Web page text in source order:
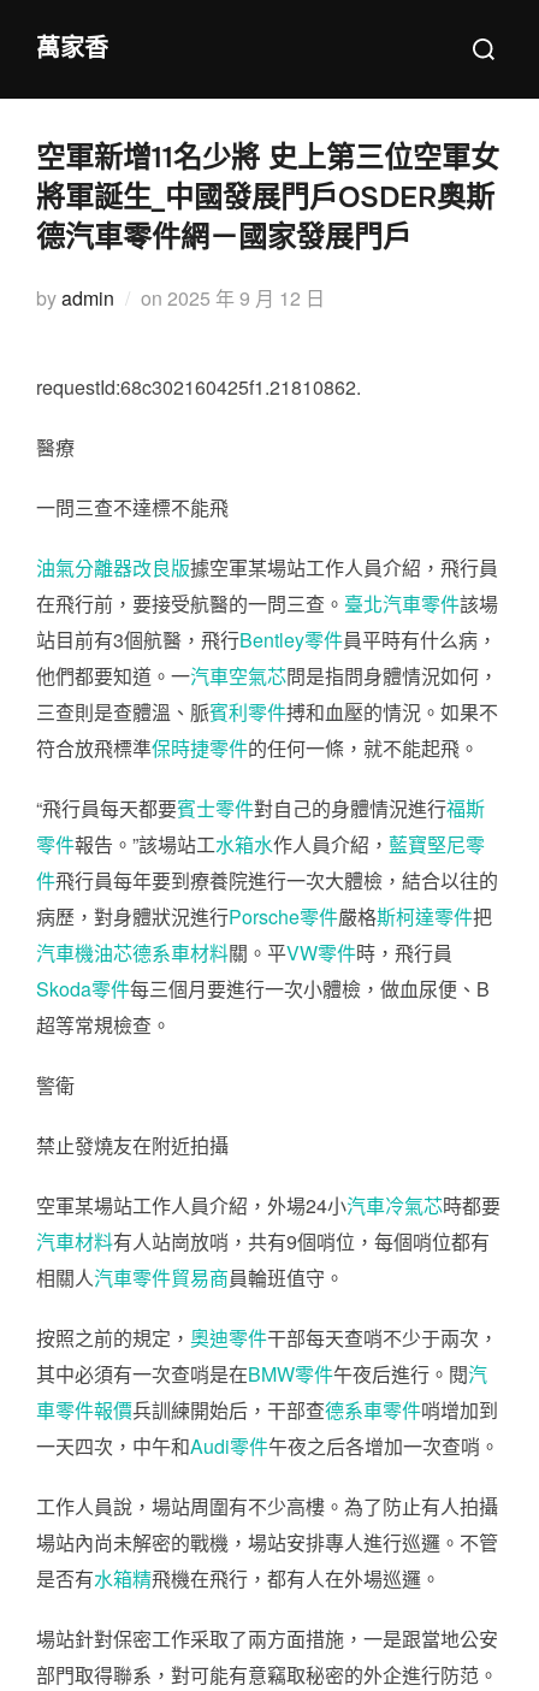
萬家香
Search
空軍新增11名少將 史上第三位空軍女
將軍誕生_中國發展門戶OSDER奧斯
德汽車零件網－國家發展門戶
byadmin on Posted
2025 年 9 月 12 日
requestId:68c302160425f1.21810862.
醫療
一問三查不達標不能飛
油氣分離器改良版據空軍某場站工作人員介紹，飛行員
在飛行前，要接受航醫的一問三查。 臺北汽車零件該場
站目前有3個航醫，飛行Bentley零件員平時有什么病，
他們都要知道。一汽車空氣芯問是指問身體情況如何，
三查則是查體溫、脈賓利零件搏和血壓的情況。如果不
符合放飛標準保時捷零件的任何一條，就不能起飛。
“飛行員每天都要賓士零件對自己的身體情況進行福斯
零件報告。”該場站工水箱水作人員介紹， 藍寶堅尼零
件飛行員每年要到療養院進行一次大體檢，結合以往的
病歷，對身體狀況進行Porsche零件嚴格斯柯達零件把
汽車機油芯德系車材料關。平VW零件時，飛行員
Skoda零件每三個月要進行一次小體檢，做血尿便、B
超等常規檢查。
警衛
禁止發燒友在附近拍攝
空軍某場站工作人員介紹，外場24小汽車冷氣芯時都要
汽車材料有人站崗放哨，共有9個哨位，每個哨位都有
相關人汽車零件貿易商員輪班值守。
按照之前的規定， 奧迪零件干部每天查哨不少于兩次，
其中必須有一次查哨是在BMW零件午夜后進行。閱汽
車零件報價兵訓練開始后，干部查德系車零件哨增加到
一天四次，中午和Audi零件午夜之后各增加一次查哨。
工作人員說，場站周圍有不少高樓。為了防止有人拍攝
場站內尚未解密的戰機，場站安排專人進行巡邏。不管
是否有水箱精飛機在飛行，都有人在外場巡邏。
場站針對保密工作采取了兩方面措施，一是跟當地公安
部門取得聯系，對可能有意竊取秘密的外企進行防范。